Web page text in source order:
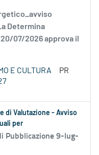
Determina
07/2026 approva il
E CULTURA
PR
di Valutazione - Avviso
per
Pubblicazione 9-lug-